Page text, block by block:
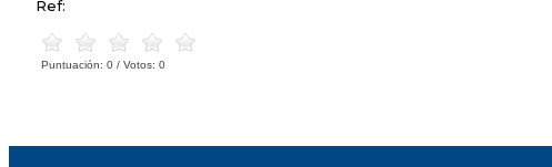
Ref:
Puntuación: 0 / Votos: 0